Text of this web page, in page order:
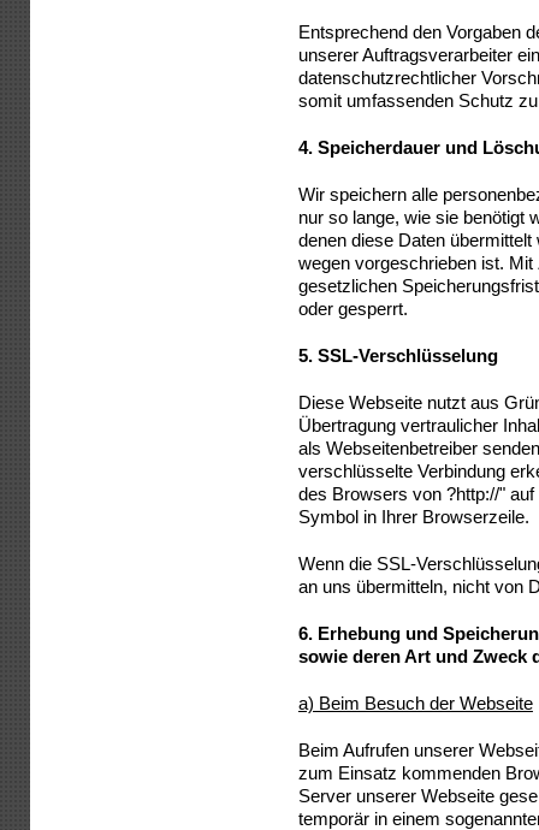
Entsprechend den Vorgaben
unserer Auftragsverarbeiter
datenschutzrechtlicher
somit umfassenden Schutz
4. Speicherdauer und
Wir speichern alle
nur so lange, wie sie benötigt
denen diese Daten
wegen vorgeschrieben ist.
gesetzlichen
oder gesperrt.
5. SSL-Verschlüsselung
Diese Webseite nutzt aus
Übertragung vertraulicher
als Webseitenbetreiber
verschlüsselte Verbindung
des Browsers von ?http://"
Symbol in Ihrer Browserzeile.
Wenn die SSL-
an uns übermitteln, nicht von
6. Erhebung und
sowie deren Art und Zweck
a) Beim Besuch der Webseite
Beim Aufrufen unserer
zum Einsatz kommenden
Server unserer Webseite
temporär in einem